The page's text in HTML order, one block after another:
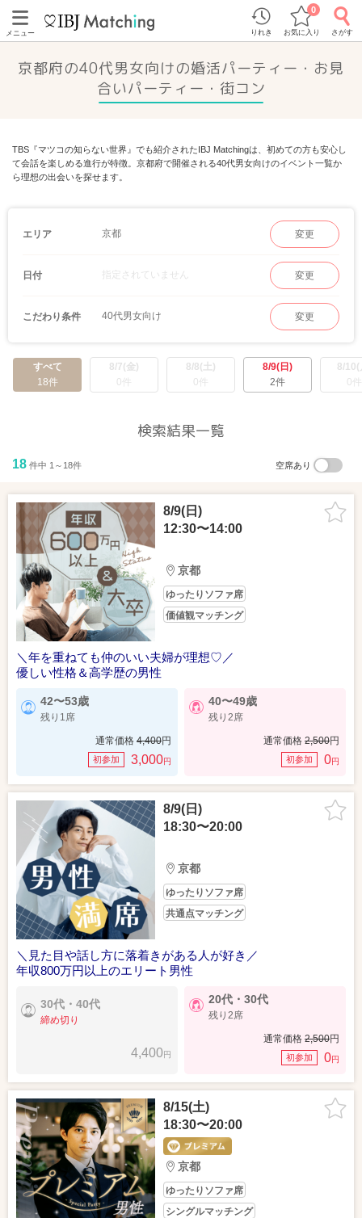
メニュー りれき お気に入り
0
さがす
京都府の40代男女向けの婚活パーティー・お見
合いパーティー・街コン
TBS『マツコの知らない世界』でも紹介されたIBJ Matchingは、初めての方も安心し
て会話を楽しめる進行が特徴。京都府で開催される40代男女向けのイベント一覧か
ら理想の出会いを探せます。
エリア 京都 変更
日付 指定されていません 変更
こだわり条件 40代男女向け 変更
すべて
18件
8/7(金)
0件
8/8(土)
0件
8/9(日)
2件
8/10(
0件
検索結果一覧
18 件中 1～18件 空席あり
8/9(日)
12:30〜14:00
京都
ゆったりソファ席
価値観マッチング
＼年を重ねても仲のいい夫婦が理想♡／
優しい性格＆高学歴の男性
42〜53歳
残り1席
通常価格 4,400円
初参加 3,000円
40〜49歳
残り2席
通常価格 2,500円
初参加 0円
8/9(日)
18:30〜20:00
京都
ゆったりソファ席
共通点マッチング
＼見た目や話し方に落着きがある人が好き／
年収800万円以上のエリート男性
30代・40代
締め切り
4,400円
20代・30代
残り2席
通常価格 2,500円
初参加 0円
8/15(土)
18:30〜20:00
京都
ゆったりソファ席
シングルマッチング